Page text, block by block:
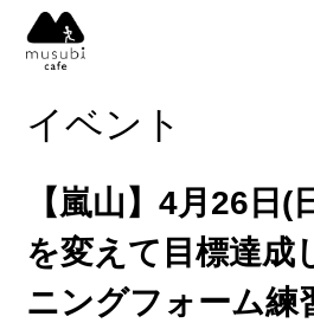
イベント
musubi
嵐山
イベント
【嵐山】4月26日
を変えて目標達成
ニングフォーム練